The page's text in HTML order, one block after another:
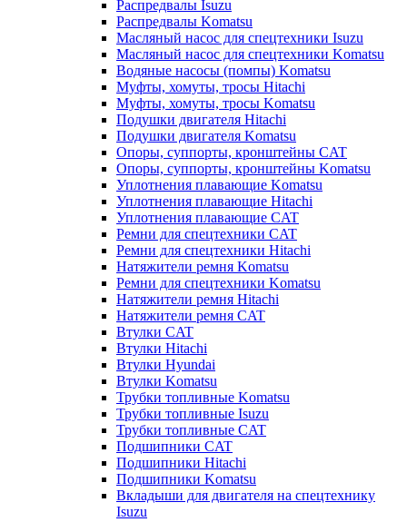
Распредвалы Isuzu
Распредвалы Komatsu
Масляный насос для спецтехники Isuzu
Масляный насос для спецтехники Komatsu
Водяные насосы (помпы) Komatsu
Муфты, хомуты, тросы Hitachi
Муфты, хомуты, тросы Komatsu
Подушки двигателя Hitachi
Подушки двигателя Komatsu
Опоры, суппорты, кронштейны CAT
Опоры, суппорты, кронштейны Komatsu
Уплотнения плавающие Komatsu
Уплотнения плавающие Hitachi
Уплотнения плавающие CAT
Ремни для спецтехники CAT
Ремни для спецтехники Hitachi
Натяжители ремня Komatsu
Ремни для спецтехники Komatsu
Натяжители ремня Hitachi
Натяжители ремня CAT
Втулки CAT
Втулки Hitachi
Втулки Hyundai
Втулки Komatsu
Трубки топливные Komatsu
Трубки топливные Isuzu
Трубки топливные CAT
Подшипники CAT
Подшипники Hitachi
Подшипники Komatsu
Вкладыши для двигателя на спецтехнику
Isuzu